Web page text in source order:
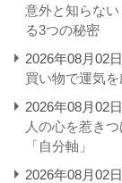
意外と知らな
る3つの秘密
2026年08月02
買い物で運気
2026年08月02
人の心を惹き
「自分軸」
2026年08月02